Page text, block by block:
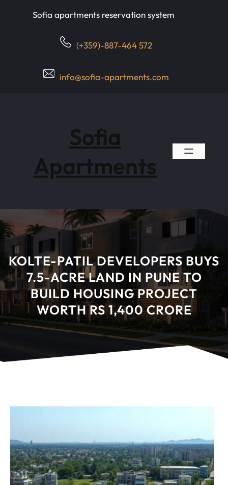
Sofia apartments reservation system
(+359)-887-464 572
info@sofia-apartments.com
Sofia
Apartments
KOLTE-PATIL DEVELOPERS BUYS
7.5-ACRE LAND IN PUNE TO
BUILD HOUSING PROJECT
WORTH RS 1,400 CRORE